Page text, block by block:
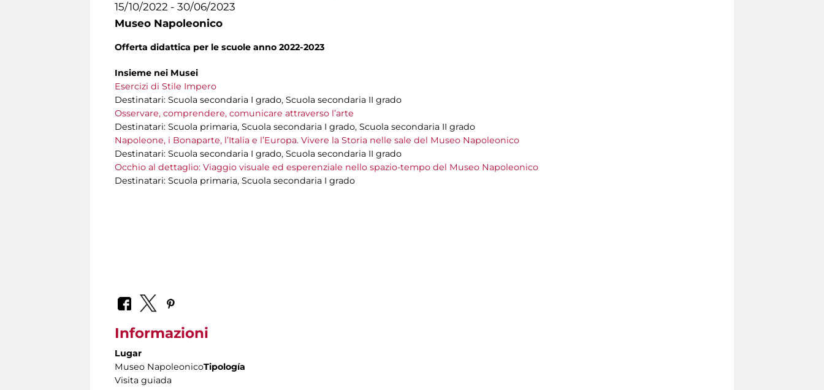
15/10/2022 - 30/06/2023
Museo Napoleonico
Offerta didattica per le scuole anno 2022-2023
Insieme nei Musei
Esercizi di Stile Impero
Destinatari: Scuola secondaria I grado, Scuola secondaria II grado
Osservare, comprendere, comunicare attraverso l’arte
Destinatari: Scuola primaria, Scuola secondaria I grado, Scuola secondaria II grado
Napoleone, i Bonaparte, l’Italia e l’Europa. Vivere la Storia nelle sale del Museo Napoleonico
Destinatari: Scuola secondaria I grado, Scuola secondaria II grado
Occhio al dettaglio: Viaggio visuale ed esperenziale nello spazio-tempo del Museo Napoleonico
Destinatari: Scuola primaria, Scuola secondaria I grado
Informazioni
Lugar
Museo NapoleonicoTipología
Visita guiada